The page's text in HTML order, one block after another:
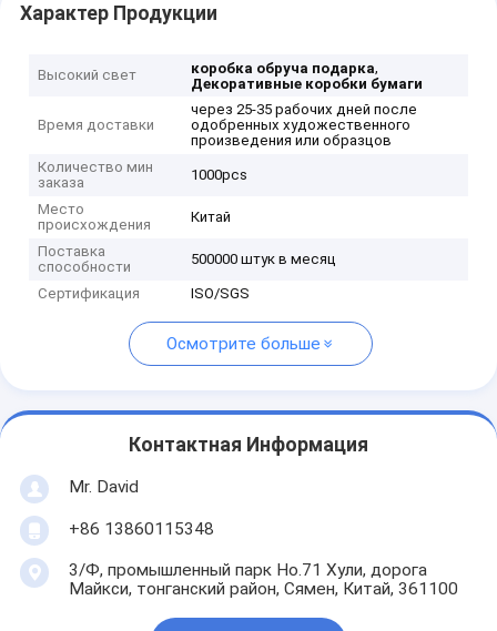
Характер Продукции
Высокий свет коробка обруча подарка,
Декоративные коробки бумаги
Время доставки
через 25-35 рабочих дней после
одобренных художественного
произведения или образцов
Количество мин
заказа
1000pcs
Место
происхождения
Китай
Поставка
способности
500000 штук в месяц
Сертификация ISO/SGS
Осмотрите больше
Контактная Информация
Mr. David
+86 13860115348
3/Ф, промышленный парк Но.71 Хули, дорога
Майкси, тонганский район, Сямен, Китай, 361100